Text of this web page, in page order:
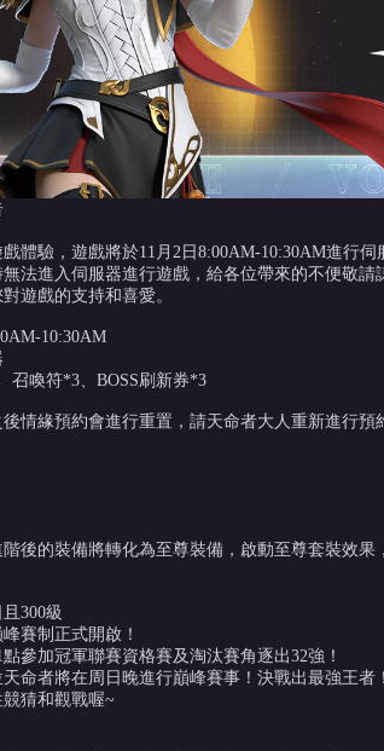
體驗，遊戲將於11月2日8:00AM-10:30AM進行
法進入伺服器進行遊戲，給各位帶來的不便敬
遊戲的支持和喜愛。
10:30AM
召喚符*3、BOSS刷新券*3
情緣預約會進行重置，請天命者大人重新進行預
後的裝備將轉化為至尊裝備，啟動至尊套裝效果
300級
賽制正式開啟！
參加冠軍聯賽資格賽及淘汰賽角逐出32強！
命者將在周日晚進行巔峰賽事！決戰出最強王者！
猜和觀戰喔~